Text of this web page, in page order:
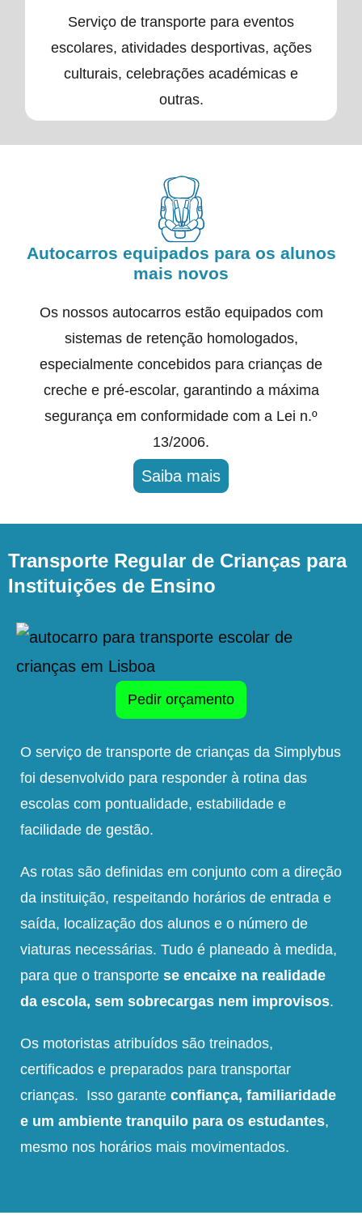
Serviço de transporte para eventos
escolares, atividades desportivas, ações
culturais, celebrações académicas e
outras.
Autocarros equipados para os alunos
mais novos
Os nossos autocarros estão equipados com
sistemas de retenção homologados,
especialmente concebidos para crianças de
creche e pré-escolar, garantindo a máxima
segurança em conformidade com a Lei n.º
13/2006.
Saiba mais
Transporte Regular de Crianças para
Instituições de Ensino
O serviço de transporte de crianças da Simplybus
foi desenvolvido para responder à rotina das
escolas com pontualidade, estabilidade e
facilidade de gestão.
As rotas são definidas em conjunto com a direção
da instituição, respeitando horários de entrada e
saída, localização dos alunos e o número de
viaturas necessárias. Tudo é planeado à medida,
para que o transporte se encaixe na realidade
da escola, sem sobrecargas nem improvisos.
Os motoristas atribuídos são treinados,
certificados e preparados para transportar
crianças. Isso garante confiança, familiaridade
e um ambiente tranquilo para os estudantes,
mesmo nos horários mais movimentados.
Pedir orçamento